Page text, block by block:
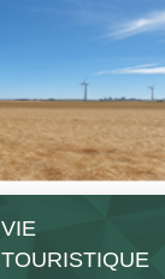
VIE
TOURISTIQUE